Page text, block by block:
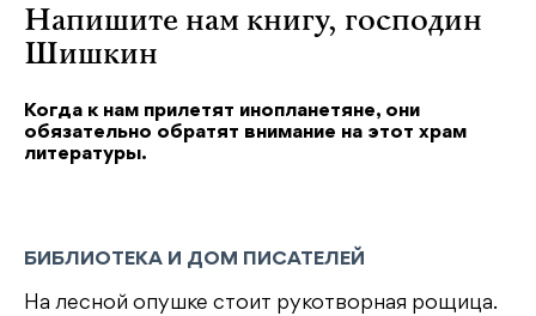
Напишите нам книгу, господин
Шишкин
Когда к нам прилетят инопланетяне, они
обязательно обратят внимание на этот храм
литературы.
БИБЛИОТЕКА И ДОМ ПИСАТЕЛЕЙ
На лесной опушке стоит рукотворная рощица.